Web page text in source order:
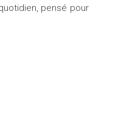
pensé pour